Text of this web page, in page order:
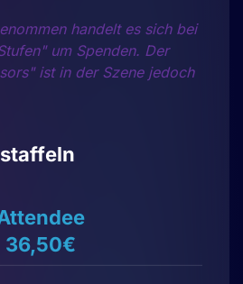
handelt es sich bei
um Spenden. Der
ist in der Szene jedoch
36,50€